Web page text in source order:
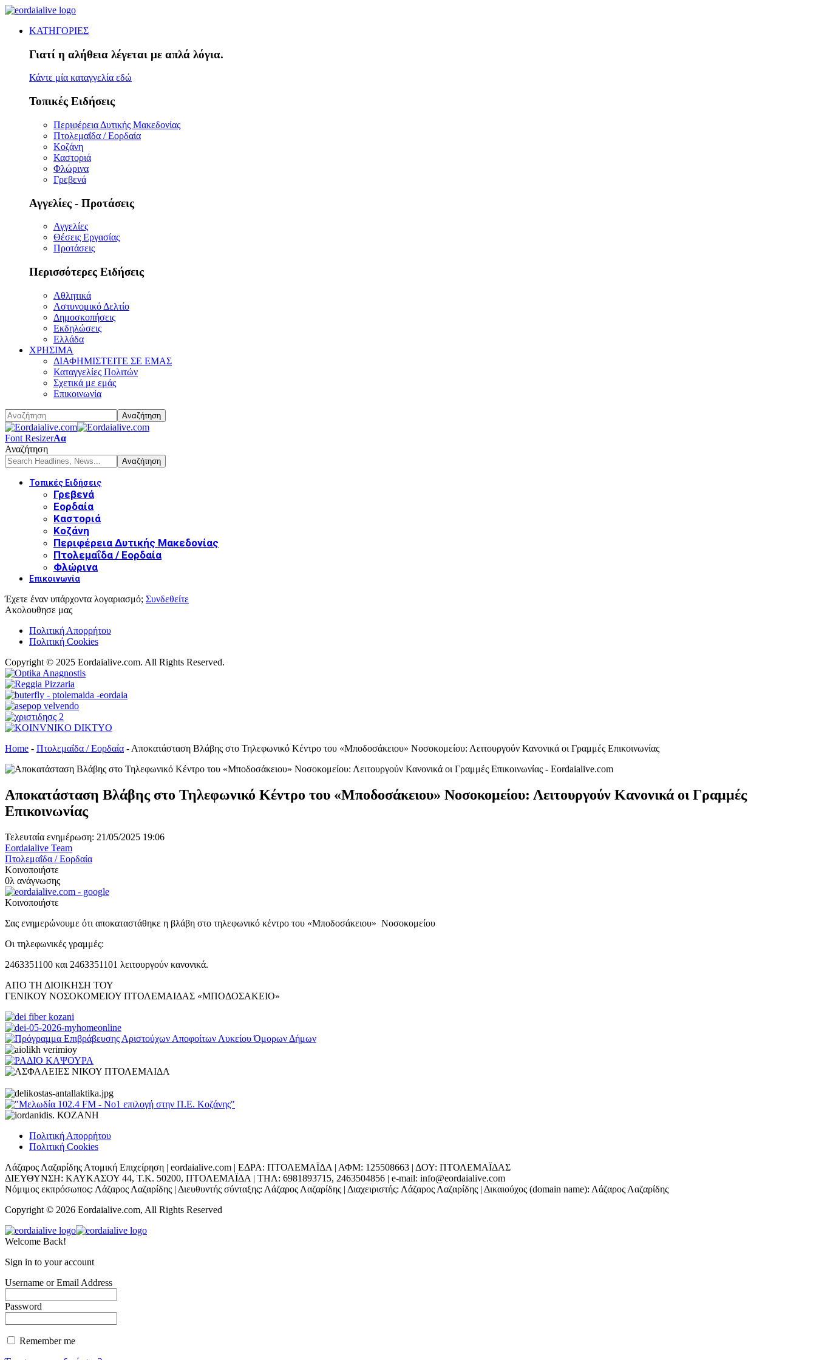
ΚΑΤΗΓΟΡΙΕΣ
Γιατί η αλήθεια λέγεται με απλά λόγια.
Κάντε μία καταγγελία εδώ
Τοπικές Ειδήσεις
Περιφέρεια Δυτικής Μακεδονίας
Πτολεμαΐδα / Εορδαία
Κοζάνη
Καστοριά
Φλώρινα
Γρεβενά
Αγγελίες - Προτάσεις
Αγγελίες
Θέσεις Εργασίας
Προτάσεις
Περισσότερες Ειδήσεις
Αθλητικά
Αστυνομικό Δελτίο
Δημοσκοπήσεις
Εκδηλώσεις
Ελλάδα
ΧΡΗΣΙΜΑ
ΔΙΑΦΗΜΙΣΤΕΙΤΕ ΣΕ ΕΜΑΣ
Καταγγελίες Πολιτών
Σχετικά με εμάς
Επικοινωνία
Font ResizerΑα
Αναζήτηση
Τοπικές Ειδήσεις
Γρεβενά
Εορδαία
Καστοριά
Κοζάνη
Περιφέρεια Δυτικής Μακεδονίας
Πτολεμαΐδα / Εορδαία
Φλώρινα
Επικοινωνία
Έχετε έναν υπάρχοντα λογαριασμό; Συνδεθείτε
Ακολουθησε μας
Πολιτική Απορρήτου
Πολιτική Cookies
Copyright © 2025 Eordaialive.com. All Rights Reserved.
Home - Πτολεμαΐδα / Εορδαία - Αποκατάσταση Βλάβης στο Τηλεφωνικό Κέντρο του «Μποδοσάκειου» Νοσοκομείου: Λειτουργούν Κανονικά οι Γραμμές Επικοινωνίας
Αποκατάσταση Βλάβης στο Τηλεφωνικό Κέντρο του «Μποδοσάκειου» Νοσοκομείου: Λειτουργούν Κανονικά οι Γραμμές
Επικοινωνίας
Τελευταία ενημέρωση: 21/05/2025 19:06
Eordaialive Team
Πτολεμαΐδα / Εορδαία
Κοινοποιήστε
0λ ανάγνωσης
Κοινοποιήστε
Σας ενημερώνουμε ότι αποκαταστάθηκε η βλάβη στο τηλεφωνικό κέντρο του «Μποδοσάκειου» Νοσοκομείου
Οι τηλεφωνικές γραμμές:
2463351100 και 2463351101 λειτουργούν κανονικά.
ΑΠΟ ΤΗ ΔΙΟΙΚΗΣΗ ΤΟΥ
ΓΕΝΙΚΟΥ ΝΟΣΟΚΟΜΕΙΟΥ ΠΤΟΛΕΜΑΙΔΑΣ «ΜΠΟΔΟΣΑΚΕΙΟ»
Πολιτική Απορρήτου
Πολιτική Cookies
Λάζαρος Λαζαρίδης Ατομική Επιχείρηση | eordaialive.com | ΕΔΡΑ: ΠΤΟΛΕΜΑΪΔΑ | ΑΦΜ: 125508663 | ΔΟΥ: ΠΤΟΛΕΜΑΪΔΑΣ
ΔΙΕΥΘΥΝΣΗ: ΚΑΥΚΑΣΟΥ 44, Τ.Κ. 50200, ΠΤΟΛΕΜΑΪΔΑ | ΤΗΛ: 6981893715, 2463504856 | e-mail: info@eordaialive.com
Νόμιμος εκπρόσωπος: Λάζαρος Λαζαρίδης | Διευθυντής σύνταξης: Λάζαρος Λαζαρίδης | Διαχειριστής: Λάζαρος Λαζαρίδης | Δικαιούχος (domain name): Λάζαρος Λαζαρίδης
Copyright © 2026 Eordaialive.com, All Rights Reserved
Welcome Back!
Sign in to your account
Username or Email Address
Password
Remember me